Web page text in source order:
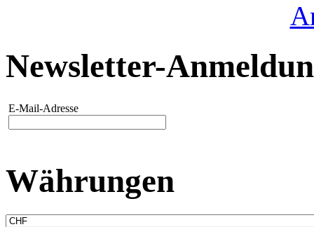
Newsletter-
E-Mail-Adresse
Währungen